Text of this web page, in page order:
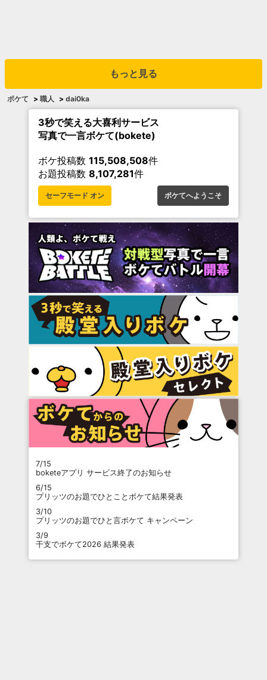
もっと見る
ボケて > 職人 > dai0ka
3秒で笑える大喜利サービス
写真で一言ボケて(bokete)
ボケ投稿数 115,508,508件
お題投稿数 8,107,281件
セーフモード オン ボケてへようこそ
7/15
boketeアプリ サービス終了のお知らせ
6/15
プリッツのお題でひとことボケて結果発表
3/10
プリッツのお題でひと言ボケて キャンペーン
3/9
干支でボケて2026 結果発表